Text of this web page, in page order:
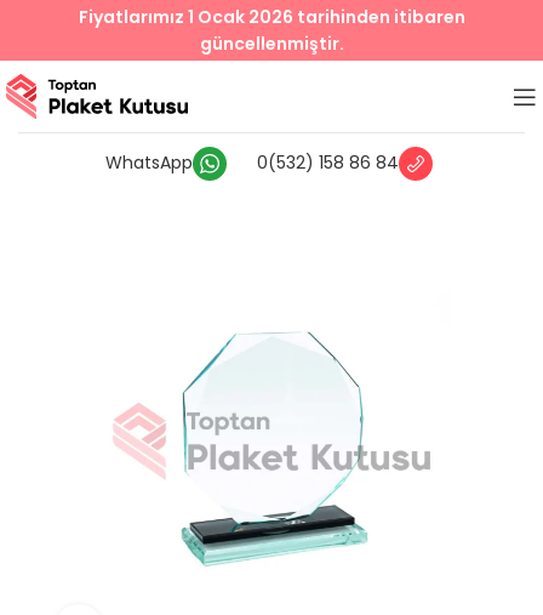
WhatsApp 0(532) 158 86 84
Fiyatlarımız 1 Ocak 2026 tarihinden itibaren
güncellenmiştir.